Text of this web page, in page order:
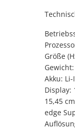
Größe
Akku:
Display:
15,45
edge